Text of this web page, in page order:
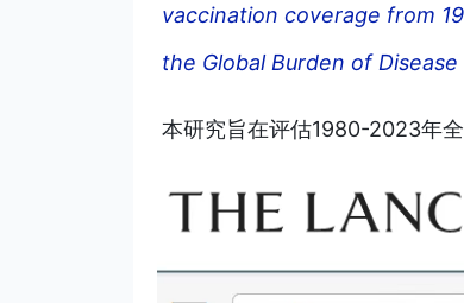
vaccination coverage from
the Global Burden of Disease
本研究旨在评估1980-2023年